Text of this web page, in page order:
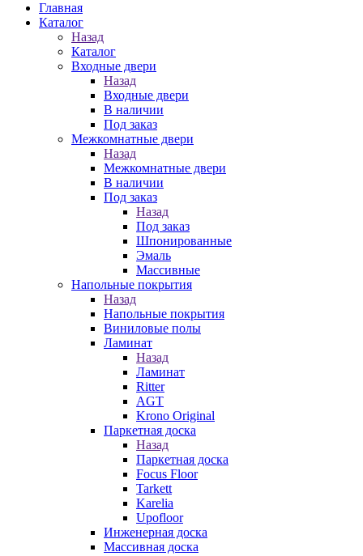
Главная
Каталог
Назад
Каталог
Входные двери
Назад
Входные двери
В наличии
Под заказ
Межкомнатные двери
Назад
Межкомнатные двери
В наличии
Под заказ
Назад
Под заказ
Шпонированные
Эмаль
Массивные
Напольные покрытия
Назад
Напольные покрытия
Виниловые полы
Ламинат
Назад
Ламинат
Ritter
AGT
Krono Original
Паркетная доска
Назад
Паркетная доска
Focus Floor
Tarkett
Karelia
Upofloor
Инженерная доска
Массивная доска